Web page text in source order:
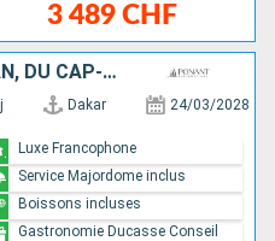
3 489 CHF
ENTRE VOLCANS ET OCÉAN, DU CAP-VERT AUX CANARIES
Dakar 24/03/2028
Luxe Francophone
Service Majordome inclus
Boissons incluses
Gastronomie Ducasse Conseil